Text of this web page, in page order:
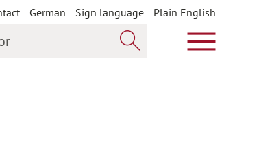
German Sign language
Plain English
Show main